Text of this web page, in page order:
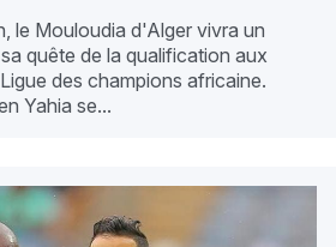
le Mouloudia d'Alger vivra un
quête de la qualification aux
des champions africaine.
Yahia se...